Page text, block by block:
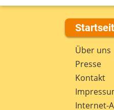
Über uns
Presse
Kontakt
Internet-